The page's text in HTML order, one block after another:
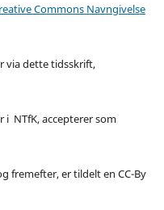
Commons Navngivelse
via dette tidsskrift,
i NTfK, accepterer som
fremefter, er tildelt en CC-By